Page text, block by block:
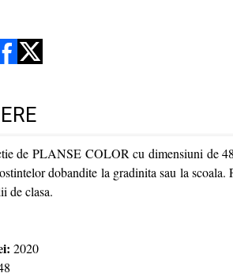
de PLANSE COLOR cu dimensiuni de
dobandite la gradinita sau la
de clasa.
2020